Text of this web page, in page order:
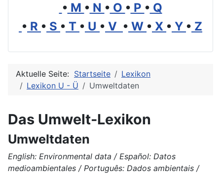
• M • N • O • P • Q
• R • S • T • U • V • W • X • Y • Z
Aktuelle Seite: Startseite
Lexikon
Lexikon U - Ü
Umweltdaten
Das Umwelt-Lexikon
Umweltdaten
English: Environmental data / Español: Datos
medioambientales / Português: Dados ambientais /